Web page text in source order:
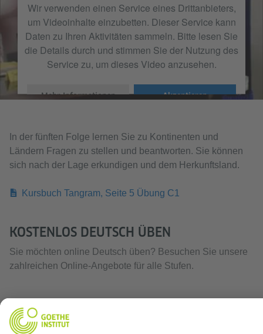
Wir verwenden einen Service eines Drittanbieters,
um Videoinhalte einzubetten. Dieser Service kann
Daten zu Ihren Aktivitäten sammeln. Bitte lesen Sie
die Details durch und stimmen Sie der Nutzung des
Service zu, um dieses Video anzusehen.
Mehr Informationen Akzeptieren
In der fünften Folge lernen Sie zu Kontinenten und
Ländern Fragen zu stellen und beantworten. Sie können
sich nach der Lage erkundigen und dem Herkunftsland.
Kursbuch Tangram, Seite 5 Übung C1
KOSTENLOS DEUTSCH ÜBEN
Sie möchten online Deutsch üben? Besuchen Sie unsere
zahlreichen Online-Angebote für alle Stufen.